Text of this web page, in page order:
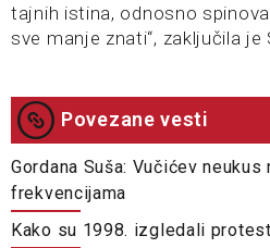
tajnih istina, odnosno
sve manje znati“, zaključila je
Povezane vesti
Gordana Suša: Vučićev neukus
frekvencijama
Kako su 1998. izgledali